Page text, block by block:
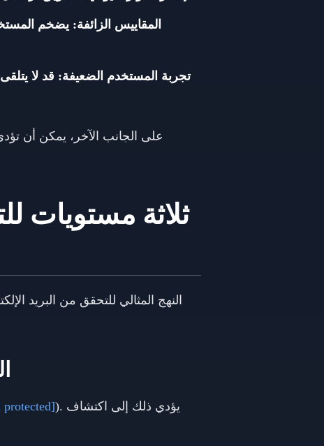
المقاييس الزائفة: يضخم
تجربة المستخدم الضعيفة: قد لا
على الجانب الآخر، يمكن أن
ثلاثة مستويات
النهج المثالي للتحقق من البريد
protected]). يؤدي ذلك إلى اكتشاف